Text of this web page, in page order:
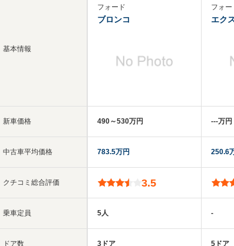
基本情報
新車価格
中古車平均価格
クチコミ総合評価
乗車定員
ドア数
フォード
ブロンコ
490～530万円
783.5万円
3.5
5人
3ドア
フォー
エク
‐‐‐万円
250.6
-
5ドア